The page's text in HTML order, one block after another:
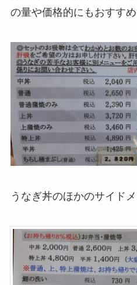
の量や価格的にもおすすめ
うなぎ丼のほかのサイド